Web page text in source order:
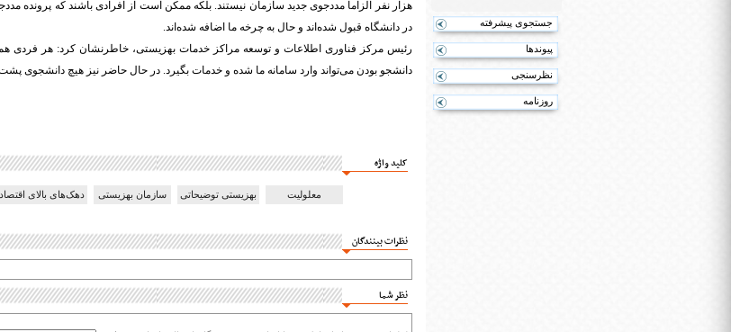
جستجوی پیشرفته
پیوندها
نظرسنجی
روزنامه
هزار نفر الزاما مددجوی جدید سازمان نیستند. بلکه ممکن است از افرادی باشند که پرونده
در دانشگاه قبول شده‌اند و حال به چرخه ما اضافه شده‌اند.
رئیس مرکز فناوری اطلاعات و توسعه مراکز خدمات بهزیستی، خاطرنشان کرد: هر فردی
دانشجو بودن می‌تواند وارد سامانه ما شده و خدمات بگیرد. در حال حاضر نیز هیچ دانشجوی پشت
کلید واژه
معلولیت بهزیستی توضیحاتی سازمان بهزیستی دهک‌های بالای
نظرات بینندگان
نظر شما